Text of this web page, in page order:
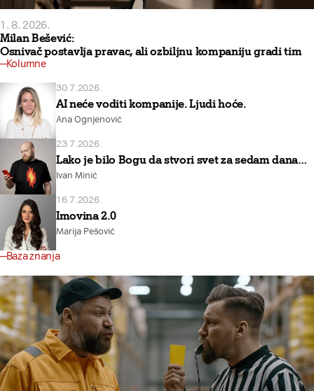
1. 8. 2026.
Milan Bešević:
Osnivač postavlja pravac, ali ozbiljnu kompaniju gradi tim
Kolumne
30.7.2026.
AI neće voditi kompanije. Ljudi hoće.
Ana Ognjenović
23.7.2026.
Lako je bilo Bogu da stvori svet za sedam dana…
Ivan Minić
16.7.2026.
Imovina 2.0
Marija Pešović
Baza znanja